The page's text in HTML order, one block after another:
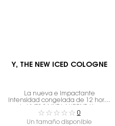
Y, THE NEW ICED COLOGNE
La nueva e impactante
intensidad congelada de 12 horas
ráfaga de hielo líquido para
comenzar tu día hacia el éxito.
0
Un tamaño disponible